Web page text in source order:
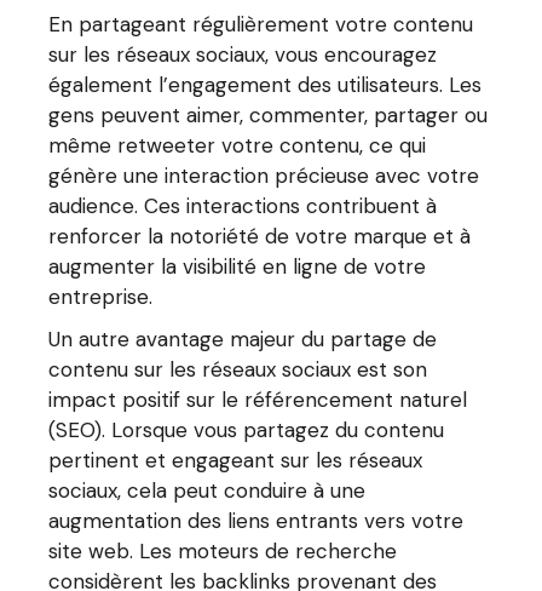
En partageant régulièrement votre contenu
sur les réseaux sociaux, vous encouragez
également l’engagement des utilisateurs. Les
gens peuvent aimer, commenter, partager ou
même retweeter votre contenu, ce qui
génère une interaction précieuse avec votre
audience. Ces interactions contribuent à
renforcer la notoriété de votre marque et à
augmenter la visibilité en ligne de votre
entreprise.
Un autre avantage majeur du partage de
contenu sur les réseaux sociaux est son
impact positif sur le référencement naturel
(SEO). Lorsque vous partagez du contenu
pertinent et engageant sur les réseaux
sociaux, cela peut conduire à une
augmentation des liens entrants vers votre
site web. Les moteurs de recherche
considèrent les backlinks provenant des